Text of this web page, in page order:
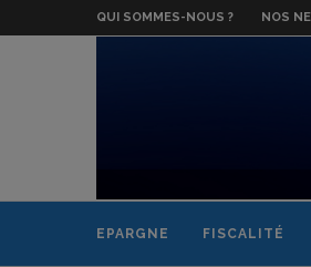
QUI SOMMES-NOUS ? NOS
EPARGNE FISCALITÉ